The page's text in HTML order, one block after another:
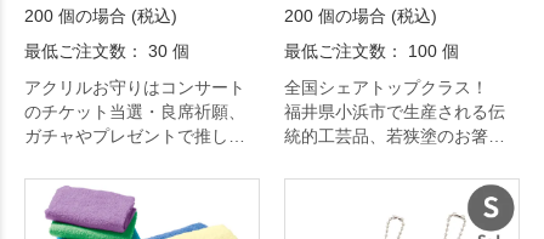
200 個の場合 (税込)
最低ご注文数： 30 個
アクリルお守りはコンサート
のチケット当選・良席祈願、
ガチャやプレゼントで推しの
選祈願などなど、願掛けする
シーンが多い推し活にピッタ
リのアイテム。
200 個の場合 (税込)
最低ご注文数： 100 個
全国シェアトップクラス！
福井県小浜市で生産される伝
統的工芸品、若狭塗のお箸に
す！